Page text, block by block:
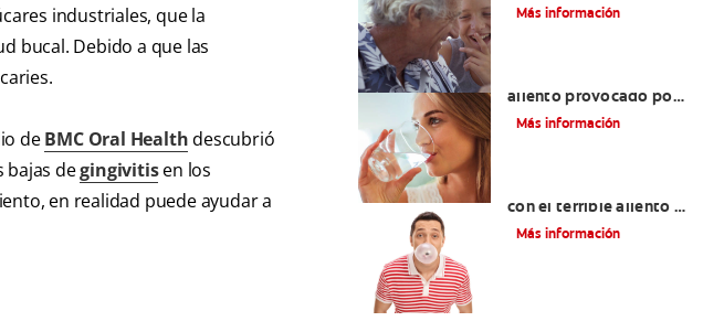
industriales, que la
bucal. Debido a que las
deBMC Oral Healthdescubrió
bajas degingivitisen los
en realidad puede ayudar a
Más información
aliento provocado por
el estrés
Más información
con el terrible aliento a
ajo?
Más información